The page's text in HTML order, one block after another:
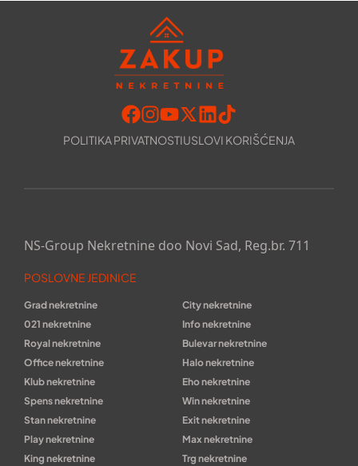
POLITIKA PRIVATNOSTIUSLOVI KORIŠĆENJA
NS-Group Nekretnine doo Novi Sad, Reg.br. 711
POSLOVNE JEDINICE
Grad nekretnine
City nekretnine
021 nekretnine
Info nekretnine
Royal nekretnine
Bulevar nekretnine
Office nekretnine
Halo nekretnine
Klub nekretnine
Eho nekretnine
Spens nekretnine
Win nekretnine
Stan nekretnine
Exit nekretnine
Play nekretnine
Max nekretnine
King nekretnine
Trg nekretnine